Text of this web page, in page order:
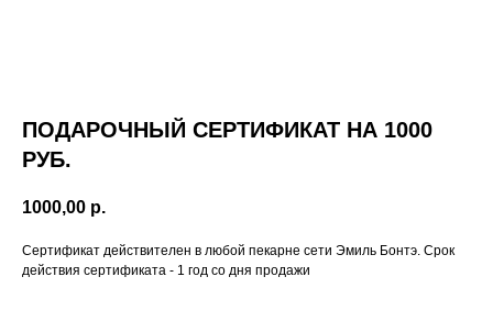
ПОДАРОЧНЫЙ СЕРТИФИКАТ НА 1000
РУБ.
1000,00 р.
Сертификат действителен в любой пекарне сети Эмиль Бонтэ. Срок
действия сертификата - 1 год со дня продажи